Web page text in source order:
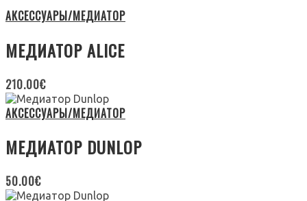
АКСЕССУАРЫ/МЕДИАТОР
МЕДИАТОР ALICE
210.00€
АКСЕССУАРЫ/МЕДИАТОР
МЕДИАТОР DUNLOP
50.00€